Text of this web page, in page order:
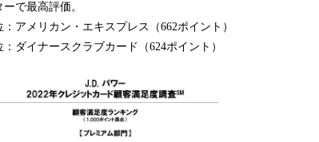
ーで最高評価。
：アメリカン・エキスプレス（662ポイント）
：ダイナースクラブカード（624ポイント）